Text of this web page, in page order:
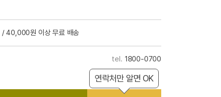
/ 40,000원 이상 무료 배송
1800-0700
연락처만 알면 OK